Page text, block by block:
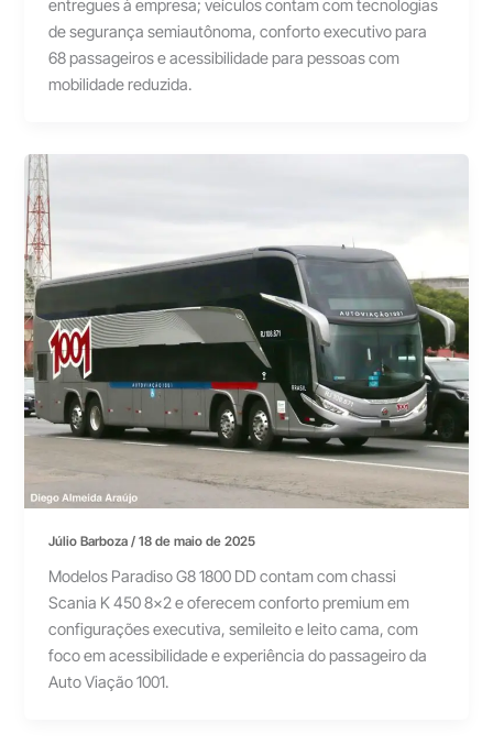
entregues à empresa; veículos contam com tecnologias
de segurança semiautônoma, conforto executivo para
68 passageiros e acessibilidade para pessoas com
mobilidade reduzida.
Júlio Barboza/18 de maio de 2025
Modelos Paradiso G8 1800 DD contam com chassi
Scania K 450 8×2 e oferecem conforto premium em
configurações executiva, semileito e leito cama, com
foco em acessibilidade e experiência do passageiro da
Auto Viação 1001.